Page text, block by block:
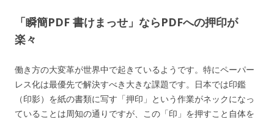
「瞬簡PDF 書けまっせ」ならPDFへの押印が
楽々
働き方の大変革が世界中で起きているようです。特にペーパー
レス化は最優先で解決すべき大きな課題です。日本では印鑑
（印影）を紙の書類に写す「押印」という作業がネックになっ
ていることは周知の通りですが、この「印」を押すこと自体を